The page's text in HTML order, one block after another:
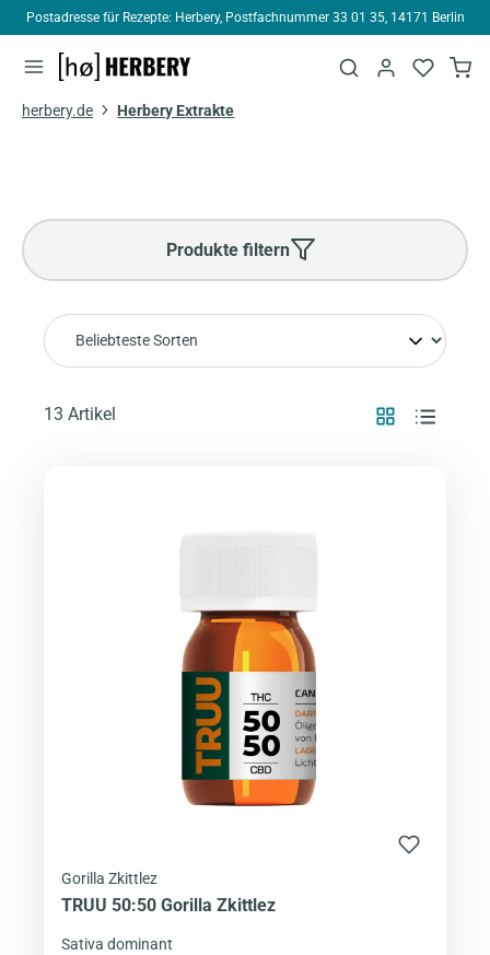
springen Telefonisch erreichbar Mo-Fr 10-17 Uhr
herbery.de Herbery Extrakte
Produkte filtern
13 Artikel
Gorilla Zkittlez
TRUU 50:50 Gorilla Zkittlez
Sativa dominant